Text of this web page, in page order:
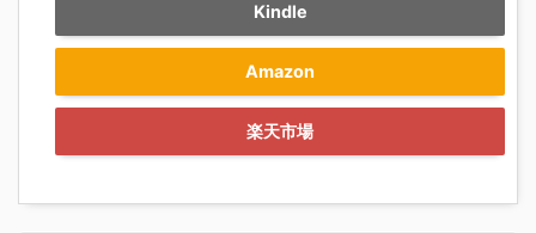
Kindle
Amazon
楽天市場